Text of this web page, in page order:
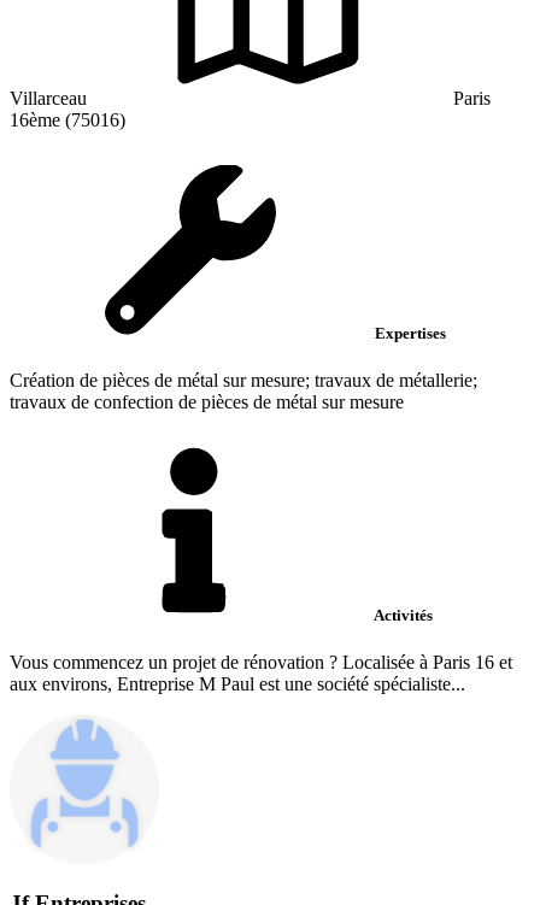
Villarceau
Paris
16ème (75016)
Expertises
Création de pièces de métal sur mesure; travaux de métallerie;
travaux de confection de pièces de métal sur mesure
Activités
Vous commencez un projet de rénovation ? Localisée à Paris 16 et
aux environs, Entreprise M Paul est une société spécialiste...